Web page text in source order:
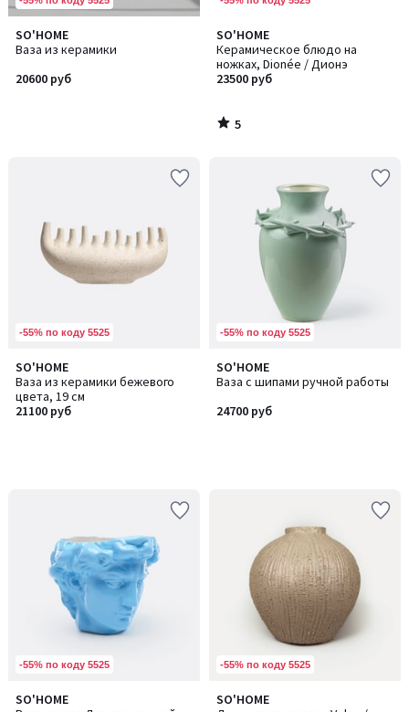
SO'HOME
Ваза из керамики
20600 руб
SO'HOME
Керамическое блюдо на
ножках, Dionée / Дионэ
23500 руб
5
/
5
5
/
-55% по коду 5525
SO'HOME
Ваза из керамики бежевого
цвета, 19 см
21100 руб
-55% по коду 5525
SO'HOME
Ваза с шипами ручной работы
24700 руб
-55% по коду 5525
SO'HOME
Количество
-55% по коду 5525
SO'HOME